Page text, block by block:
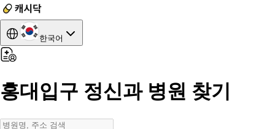
한국어
홍대입구 정신과 병원 찾기